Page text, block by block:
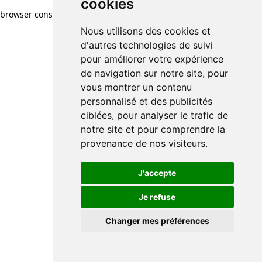
cookies
Nous utilisons des cookies et
d'autres technologies de suivi
pour améliorer votre expérience
de navigation sur notre site, pour
vous montrer un contenu
personnalisé et des publicités
ciblées, pour analyser le trafic de
notre site et pour comprendre la
provenance de nos visiteurs.
J'accepte
Je refuse
Changer mes préférences
browser console for more information)